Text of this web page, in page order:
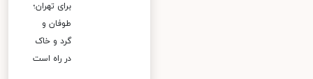
برای تهران؛
طوفان و
گرد و خاک
در راه است